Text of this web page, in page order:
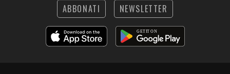
ABBONATI NEWSLETTER